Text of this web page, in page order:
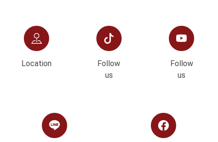
Location
Follow
us
Follow
us